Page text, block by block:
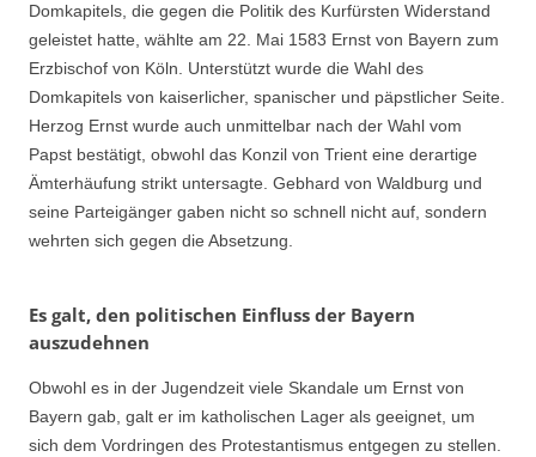
Domkapitels, die gegen die Politik des Kurfürsten Widerstand
geleistet hatte, wählte am 22. Mai 1583 Ernst von Bayern zum
Erzbischof von Köln. Unterstützt wurde die Wahl des
Domkapitels von kaiserlicher, spanischer und päpstlicher Seite.
Herzog Ernst wurde auch unmittelbar nach der Wahl vom
Papst bestätigt, obwohl das Konzil von Trient eine derartige
Ämterhäufung strikt untersagte. Gebhard von Waldburg und
seine Parteigänger gaben nicht so schnell nicht auf, sondern
wehrten sich gegen die Absetzung.
Es galt, den politischen Einfluss der Bayern
auszudehnen
Obwohl es in der Jugendzeit viele Skandale um Ernst von
Bayern gab, galt er im katholischen Lager als geeignet, um
sich dem Vordringen des Protestantismus entgegen zu stellen.